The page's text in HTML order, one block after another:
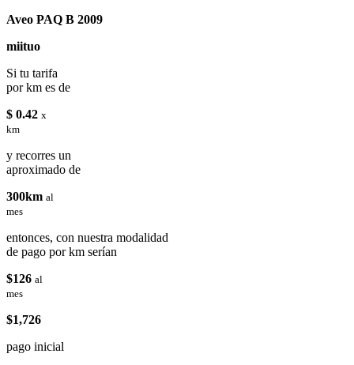
Aveo PAQ B 2009
miituo
Si tu tarifa
por km es de
$ 0.42 x
km
y recorres un
aproximado de
300km al
mes
entonces, con nuestra modalidad
de pago por km serían
$126 al
mes
$1,726
pago inicial